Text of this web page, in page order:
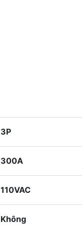
3P
300A
110VAC
Không